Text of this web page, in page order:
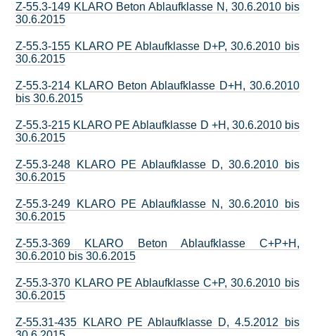
Z-55.3-149 KLARO Beton Ablaufklasse N, 30.6.2010 bis
30.6.2015
Z-55.3-155 KLARO PE Ablaufklasse D+P, 30.6.2010 bis
30.6.2015
Z-55.3-214 KLARO Beton Ablaufklasse D+H, 30.6.2010
bis 30.6.2015
Z-55.3-215 KLARO PE Ablaufklasse D +H, 30.6.2010 bis
30.6.2015
Z-55.3-248 KLARO PE Ablaufklasse D, 30.6.2010 bis
30.6.2015
Z-55.3-249 KLARO PE Ablaufklasse N, 30.6.2010 bis
30.6.2015
Z-55.3-369 KLARO Beton Ablaufklasse C+P+H,
30.6.2010 bis 30.6.2015
Z-55.3-370 KLARO PE Ablaufklasse C+P, 30.6.2010 bis
30.6.2015
Z-55.31-435 KLARO PE Ablaufklasse D, 4.5.2012 bis